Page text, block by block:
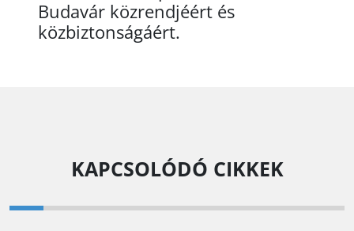
Budavár közrendjéért és
közbiztonságáért.
KAPCSOLÓDÓ CIKKEK